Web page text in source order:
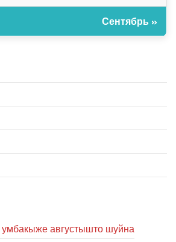
Сентябрь »
августышто шуйна